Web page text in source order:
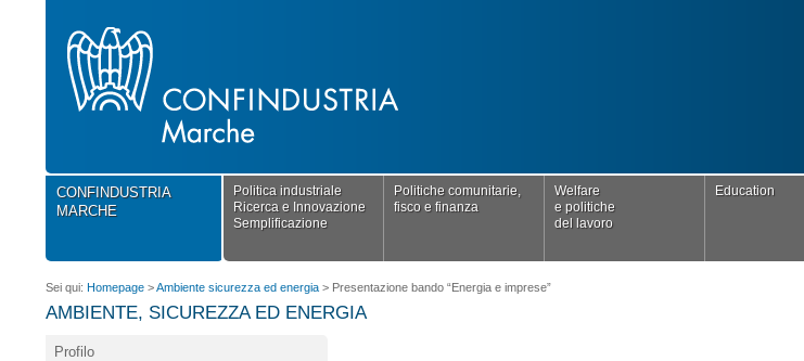
CONFINDUSTRIA
MARCHE
Politica industriale
Ricerca e Innovazione
Semplificazione
Politiche comunitarie,
fisco e finanza
Welfare
e politiche
del lavoro
Education
Sei qui: Homepage >Ambiente sicurezza ed energia > Presentazione bando “Energia e imprese”
AMBIENTE, SICUREZZA ED ENERGIA
Profilo